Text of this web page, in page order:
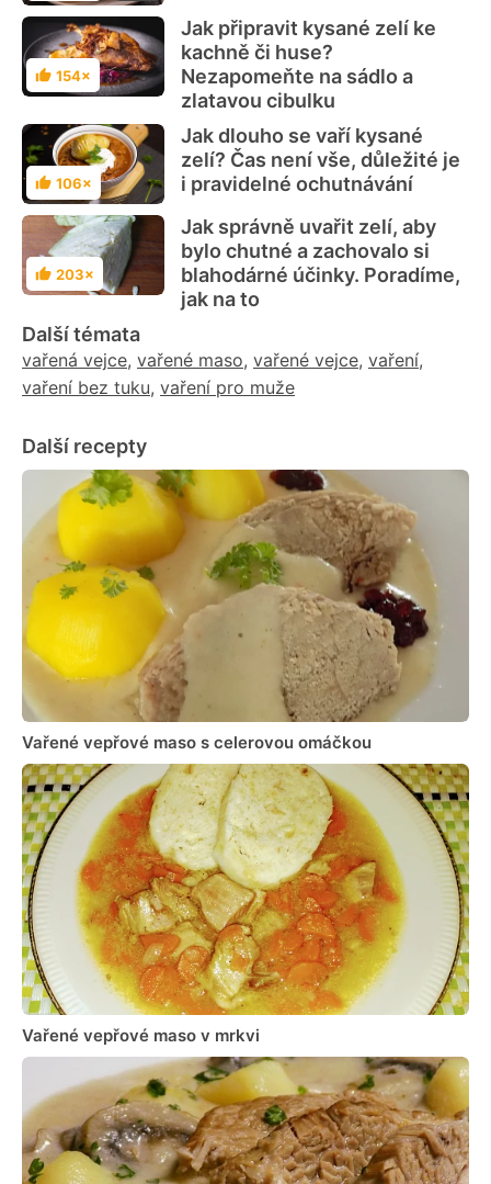
Hodnocení
154×
Jak připravit kysané zelí ke
kachně či huse?
Nezapomeňte na sádlo a
zlatavou cibulku
Hodnocení
106×
Jak dlouho se vaří kysané
zelí? Čas není vše, důležité je
i pravidelné ochutnávání
Hodnocení
203×
Jak správně uvařit zelí, aby
bylo chutné a zachovalo si
blahodárné účinky. Poradíme,
jak na to
Další témata
vařená vejce, vařené maso, vařené vejce, vaření,
vaření bez tuku, vaření pro muže
Další recepty
Vařené vepřové maso s celerovou omáčkou
Vařené vepřové maso v mrkvi